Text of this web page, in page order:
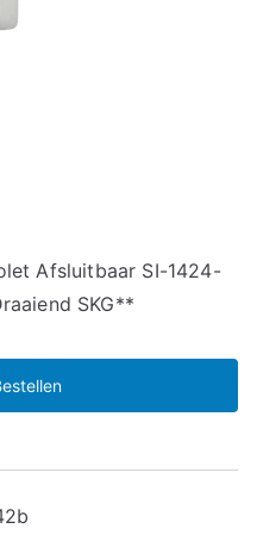
Afsluitbaar SI-1424-
SKG**